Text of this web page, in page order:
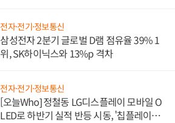
전자·전기·정보통신
삼성전자 2분기 글로벌 D램 점유율 39% 1
위, SK하이닉스와 13%p 격차
전자·전기·정보통신
[오늘Who] 정철동 LG디스플레이 모바일 O
LED로 하반기 실적 반등 시동, '칩플레이